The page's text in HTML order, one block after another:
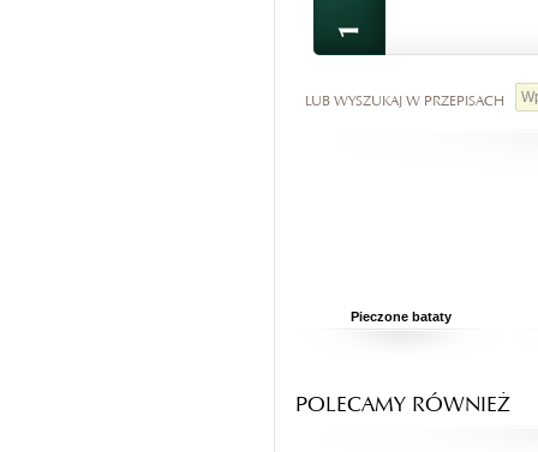
LUB WYSZUKAJ W PRZEPISACH
Pieczone bataty
POLECAMY RÓWNIEŻ